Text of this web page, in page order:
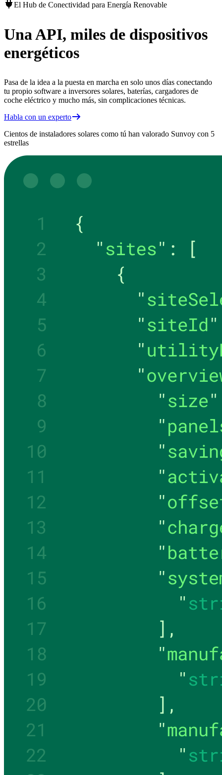
El Hub de Conectividad para Energía Renovable
Una API, miles de dispositivos
energéticos
Pasa de la idea a la puesta en marcha en solo unos días conectando
tu propio software a inversores solares, baterías, cargadores de
coche eléctrico y mucho más, sin complicaciones técnicas.
Habla con un experto
Cientos de instaladores solares como tú han valorado Sunvoy con 5
estrellas